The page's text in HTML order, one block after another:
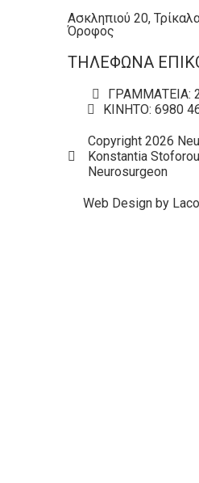
Ασκληπιού 20,
Όροφος
ΤΗΛΕΦΩΝΑ
ΓΡΑΜΜΑΤΕΙΑ:
ΚΙΝΗΤΟ: 6980
Copyright 2026
Konstantia
Neurosurgeon
Web Design by